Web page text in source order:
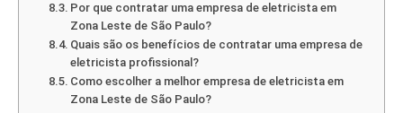
Por que contratar uma empresa de eletricista em
Zona Leste de São Paulo?
Quais são os benefícios de contratar uma empresa de
eletricista profissional?
Como escolher a melhor empresa de eletricista em
Zona Leste de São Paulo?